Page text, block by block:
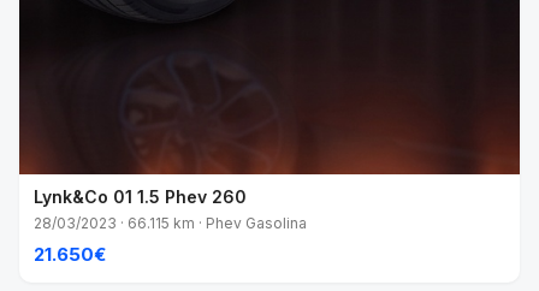
Lynk&Co 01 1.5 Phev 260
28/03/2023 · 66.115 km · Phev Gasolina
21.650€